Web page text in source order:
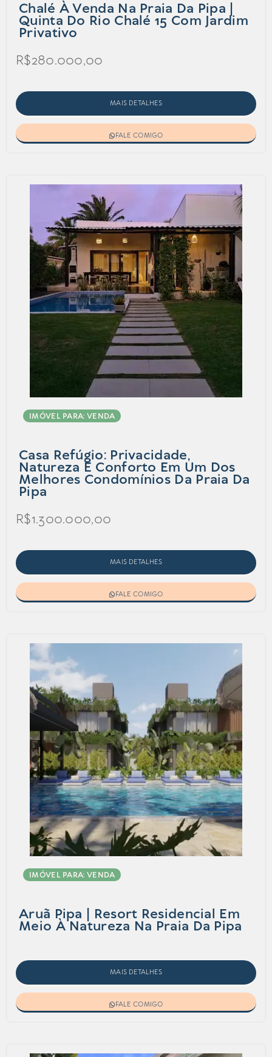
Chalé À Venda Na Praia Da Pipa |
Quinta Do Rio Chalé 15 Com Jardim
Privativo
R$280.000,00
MAIS DETALHES
FALE COMIGO
IMÓVEL PARA: VENDA
Casa Refúgio: Privacidade,
Natureza E Conforto Em Um Dos
Melhores Condomínios Da Praia Da
Pipa
R$1.300.000,00
MAIS DETALHES
FALE COMIGO
IMÓVEL PARA: VENDA
Aruã Pipa | Resort Residencial Em
Meio À Natureza Na Praia Da Pipa
MAIS DETALHES
FALE COMIGO